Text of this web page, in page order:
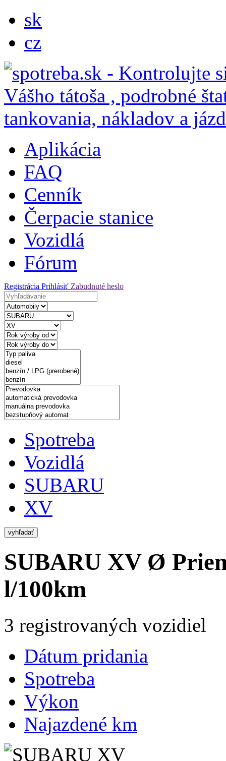
sk
cz
Aplikácia
FAQ
Cenník
Čerpacie stanice
Vozidlá
Fórum
Registrácia Prihlásiť Zabudnuté heslo
Spotreba
Vozidlá
SUBARU
XV
vyhľadať
SUBARU XV Ø
l/100km
3 registrovaných vozidiel
Dátum pridania
Spotreba
Výkon
Najazdené km